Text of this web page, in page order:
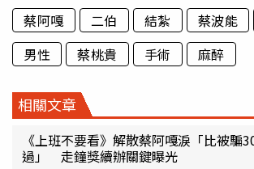
蔡阿嘎 二伯 結紮 蔡波能
男性
蔡桃貴 手術 麻醉
相關文章
《上班不要看》解散蔡阿嘎淚「比被騙
過」 走鐘獎續辦關鍵曝光